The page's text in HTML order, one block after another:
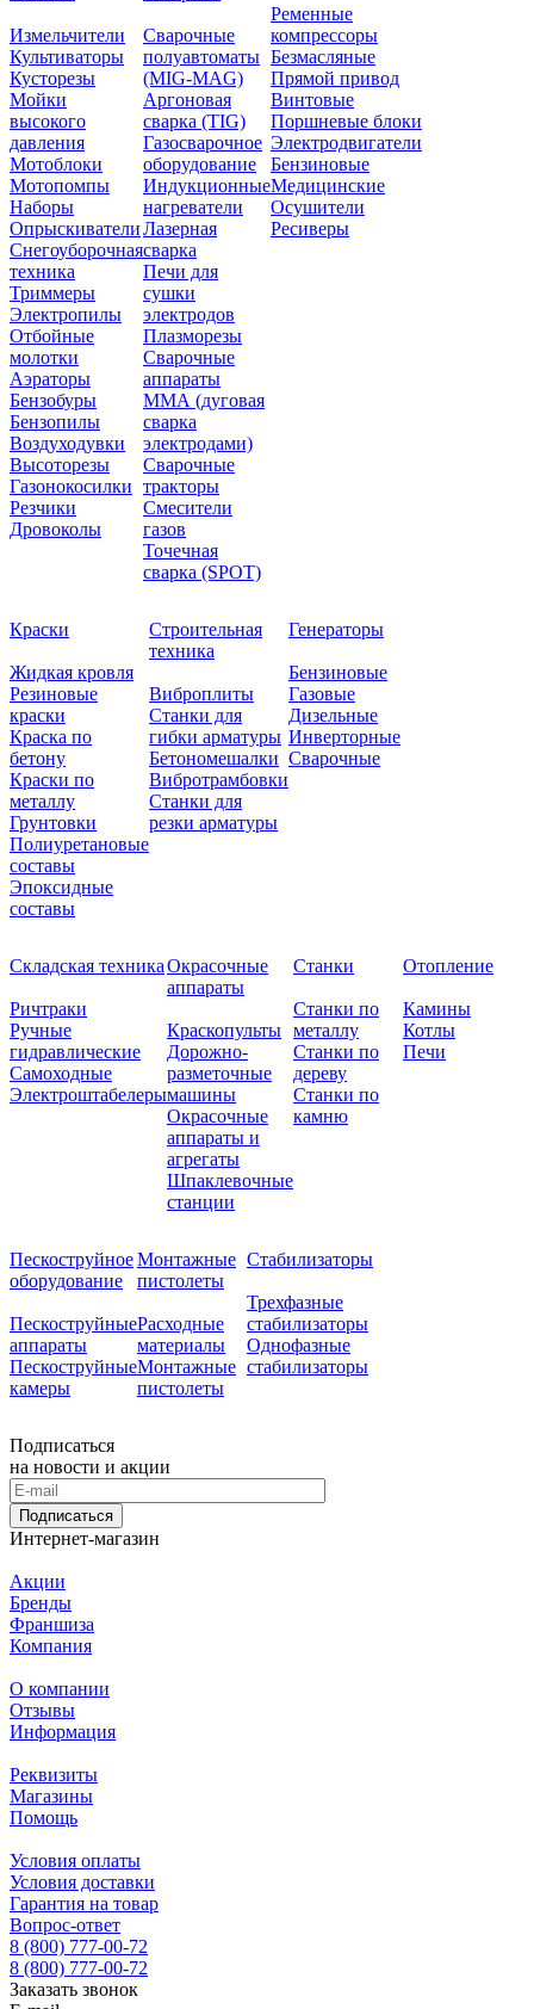
Измельчители
Культиваторы
Кусторезы
Мойки
высокого
давления
Мотоблоки
Мотопомпы
Наборы
Опрыскиватели
Снегоуборочная
техника
Триммеры
Электропилы
Отбойные
молотки
Аэраторы
Бензобуры
Бензопилы
Воздуходувки
Высоторезы
Газонокосилки
Резчики
Дровоколы
Сварочные
полуавтоматы
(MIG-MAG)
Аргоновая
сварка (TIG)
Газосварочное
оборудование
Индукционные
нагреватели
Лазерная
сварка
Печи для
сушки
электродов
Плазморезы
Сварочные
аппараты
ММА (дуговая
сварка
электродами)
Сварочные
тракторы
Смесители
газов
Точечная
сварка (SPOT)
Ременные
компрессоры
Безмасляные
Прямой привод
Винтовые
Поршневые блоки
Электродвигатели
Бензиновые
Медицинские
Осушители
Ресиверы
Краски
Жидкая кровля
Резиновые
краски
Краска по
бетону
Краски по
металлу
Грунтовки
Полиуретановые
составы
Эпоксидные
составы
Строительная
техника
Виброплиты
Станки для
гибки арматуры
Бетономешалки
Вибротрамбовки
Станки для
резки арматуры
Генераторы
Бензиновые
Газовые
Дизельные
Инверторные
Сварочные
Складская техника
Ричтраки
Ручные
гидравлические
Самоходные
Электроштабелеры
Окрасочные
аппараты
Краскопульты
Дорожно-
разметочные
машины
Окрасочные
аппараты и
агрегаты
Шпаклевочные
станции
Станки
Станки по
металлу
Станки по
дереву
Станки по
камню
Отопление
Камины
Котлы
Печи
Пескоструйное
оборудование
Пескоструйные
аппараты
Пескоструйные
камеры
Монтажные
пистолеты
Расходные
материалы
Монтажные
пистолеты
Стабилизаторы
Трехфазные
стабилизаторы
Однофазные
стабилизаторы
Подписаться
на новости и акции
Подписаться
Интернет-магазин
Акции
Бренды
Франшиза
Компания
О компании
Отзывы
Информация
Реквизиты
Магазины
Помощь
Условия оплаты
Условия доставки
Гарантия на товар
Вопрос-ответ
8 (800) 777-00-72
8 (800) 777-00-72
Заказать звонок